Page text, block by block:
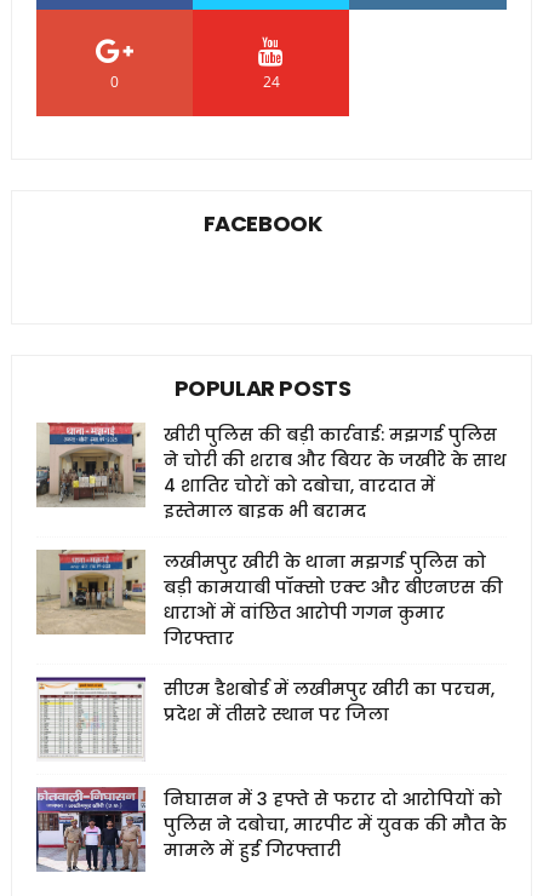
0 24
FACEBOOK
POPULAR POSTS
खीरी पुलिस की बड़ी कार्रवाई: मझगई पुलिस
ने चोरी की शराब और बियर के जखीरे के साथ
4 शातिर चोरों को दबोचा, वारदात में
इस्तेमाल बाइक भी बरामद
लखीमपुर खीरी के थाना मझगई पुलिस को
बड़ी कामयाबी पॉक्सो एक्ट और बीएनएस की
धाराओं में वांछित आरोपी गगन कुमार
गिरफ्तार
सीएम डैशबोर्ड में लखीमपुर खीरी का परचम,
प्रदेश में तीसरे स्थान पर जिला
निघासन में 3 हफ्ते से फरार दो आरोपियों को
पुलिस ने दबोचा, मारपीट में युवक की मौत के
मामले में हुई गिरफ्तारी